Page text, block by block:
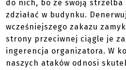
do nich, bo ze swoją strzelba
zdziałać w budynku.
wcześniejszego zakazu
strony przeciwnej ciągle je
ingerencja organizatora. W
naszych ataków odnosi